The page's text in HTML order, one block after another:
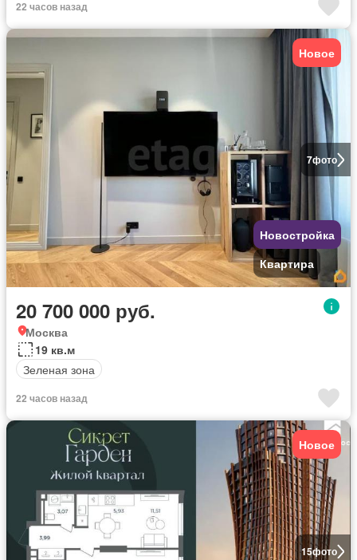
22 часов назад
7фото
Новое
Новостройка
Квартира
20 700 000 руб.
Москва
19 кв.м
Зеленая зона
22 часов назад
15фото
Новое